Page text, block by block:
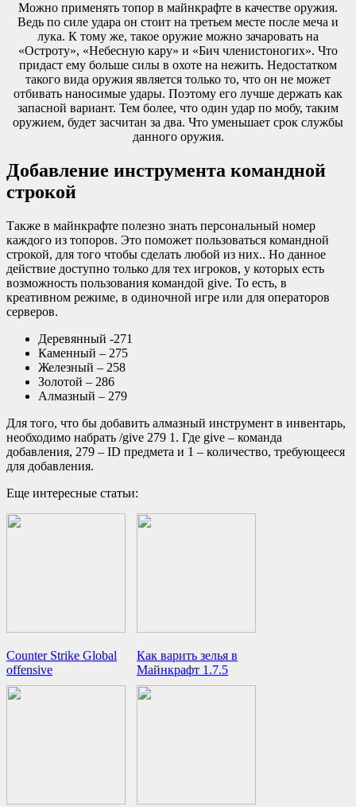
Можно применять топор в майнкрафте в качестве оружия.
Ведь по силе удара он стоит на третьем месте после меча и
лука. К тому же, такое оружие можно зачаровать на
«Остроту», «Небесную кару» и «Бич членистоногих». Что
придаст ему больше силы в охоте на нежить. Недостатком
такого вида оружия является только то, что он не может
отбивать наносимые удары. Поэтому его лучше держать как
запасной вариант. Тем более, что один удар по мобу, таким
оружием, будет засчитан за два. Что уменьшает срок службы
данного оружия.
Добавление инструмента командной
строкой
Также в майнкрафте полезно знать персональный номер
каждого из топоров. Это поможет пользоваться командной
строкой, для того чтобы сделать любой из них.. Но данное
действие доступно только для тех игроков, у которых есть
возможность пользования командой give. То есть, в
креативном режиме, в одиночной игре или для операторов
серверов.
Деревянный -271
Каменный – 275
Железный – 258
Золотой – 286
Алмазный – 279
Для того, что бы добавить алмазный инструмент в инвентарь,
необходимо набрать /give 279 1. Где give – команда
добавления, 279 – ID предмета и 1 – количество, требующееся
для добавления.
Еще интересные статьи:
Counter Strike Global
offensive
Как варить зелья в
Майнкрафт 1.7.5